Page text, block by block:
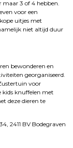
maar 3 of 4 hebben.
voor een
uitjes met
niet altijd duur
bewonderen en
georganiseerd.
voor
kids knuffelen met
deze dieren te
2411 BV Bodegraven